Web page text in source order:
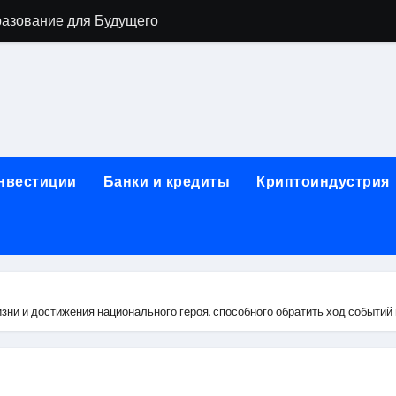
для Будущего
в Москву и обратно по привлекательным ценам
Всё, что нужно знать
в компании ИНКОМ-Недвижимость
Банки и кредиты Криптоиндустрия
и достижения национального героя, способного обратить ход